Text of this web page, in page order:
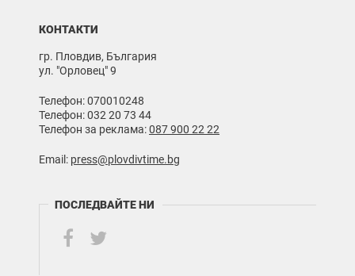
КОНТАКТИ
гр. Пловдив, България
ул. "Орловец" 9
Телефон: 070010248
Телефон: 032 20 73 44
Телефон за реклама:087 900 22 22
Email: press@plovdivtime.bg
ПОСЛЕДВАЙТЕ НИ